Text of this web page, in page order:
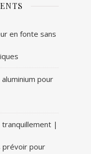
en fonte sans
pour
tranquillement |
prévoir pour